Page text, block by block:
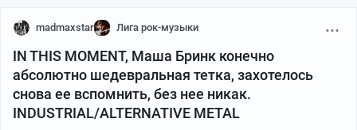
YouTube●
madmaxstar Лига рок-музыки
IN THIS MOMENT, Маша Бринк конечно
абсолютно шедевральная тетка, захотелось
снова ее вспомнить, без нее никак.
INDUSTRIAL/ALTERNATIVE METAL